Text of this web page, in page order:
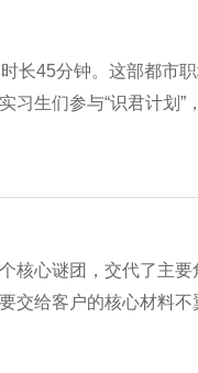
长45分钟。这部都市
生们参与“识君计划”
核心谜团，交代了主
交给客户的核心材料